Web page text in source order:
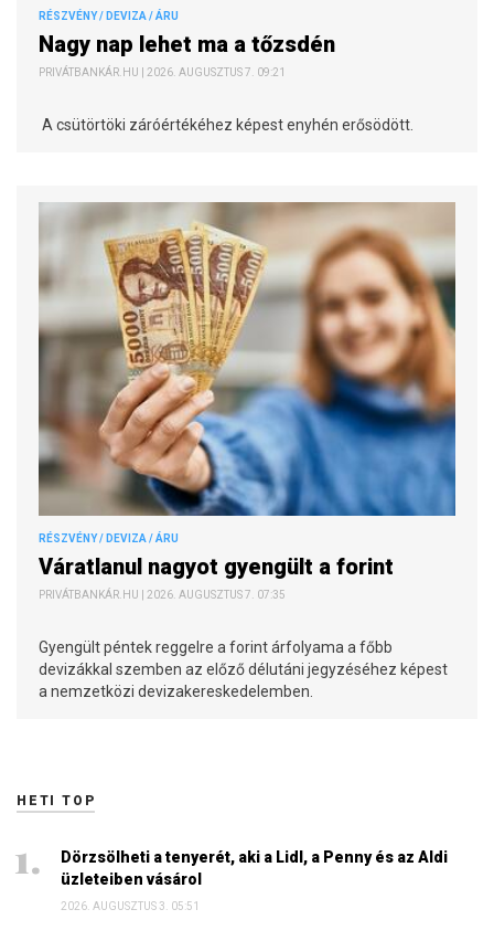
RÉSZVÉNY / DEVIZA / ÁRU
Nagy nap lehet ma a tőzsdén
PRIVÁTBANKÁR.HU | 2026. AUGUSZTUS 7. 09:21
A csütörtöki záróértékéhez képest enyhén erősödött.
RÉSZVÉNY / DEVIZA / ÁRU
Váratlanul nagyot gyengült a forint
PRIVÁTBANKÁR.HU | 2026. AUGUSZTUS 7. 07:35
Gyengült péntek reggelre a forint árfolyama a főbb
devizákkal szemben az előző délutáni jegyzéséhez képest
a nemzetközi devizakereskedelemben.
HETI TOP
Dörzsölheti a tenyerét, aki a Lidl, a Penny és az Aldi
üzleteiben vásárol
2026. AUGUSZTUS 3. 05:51